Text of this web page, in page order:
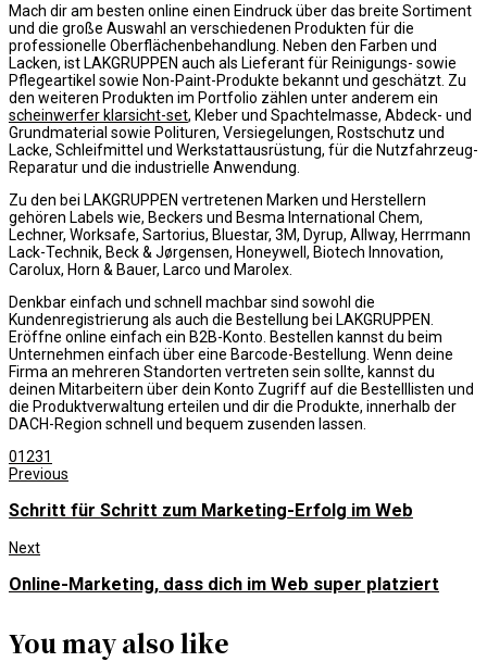
Mach dir am besten online einen Eindruck über das breite Sortiment
und die große Auswahl an verschiedenen Produkten für die
professionelle Oberflächenbehandlung. Neben den Farben und
Lacken, ist LAKGRUPPEN auch als Lieferant für Reinigungs- sowie
Pflegeartikel sowie Non-Paint-Produkte bekannt und geschätzt. Zu
den weiteren Produkten im Portfolio zählen unter anderem ein
scheinwerfer klarsicht-set, Kleber und Spachtelmasse, Abdeck- und
Grundmaterial sowie Polituren, Versiegelungen, Rostschutz und
Lacke, Schleifmittel und Werkstattausrüstung, für die Nutzfahrzeug-
Reparatur und die industrielle Anwendung.
Zu den bei LAKGRUPPEN vertretenen Marken und Herstellern
gehören Labels wie, Beckers und Besma International Chem,
Lechner, Worksafe, Sartorius, Bluestar, 3M, Dyrup, Allway, Herrmann
Lack-Technik, Beck & Jørgensen, Honeywell, Biotech Innovation,
Carolux, Horn & Bauer, Larco und Marolex.
Denkbar einfach und schnell machbar sind sowohl die
Kundenregistrierung als auch die Bestellung bei LAKGRUPPEN.
Eröffne online einfach ein B2B-Konto. Bestellen kannst du beim
Unternehmen einfach über eine Barcode-Bestellung. Wenn deine
Firma an mehreren Standorten vertreten sein sollte, kannst du
deinen Mitarbeitern über dein Konto Zugriff auf die Bestelllisten und
die Produktverwaltung erteilen und dir die Produkte, innerhalb der
DACH-Region schnell und bequem zusenden lassen.
01231
Previous
Schritt für Schritt zum Marketing-Erfolg im Web
Next
Online-Marketing, dass dich im Web super platziert
You may also like